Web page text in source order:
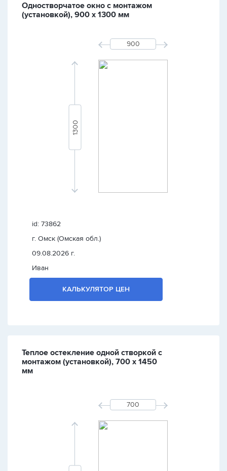
Одностворчатое окно с монтажом
(установкой), 900 х 1300 мм
id: 73862
г. Омск (Омская обл.)
09.08.2026 г.
Иван
КАЛЬКУЛЯТОР ЦЕН
Теплое остекление одной створкой с
монтажом (установкой), 700 х 1450
мм